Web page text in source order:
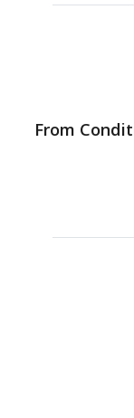
From